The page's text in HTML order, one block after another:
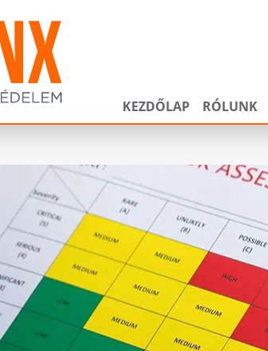
KEZDŐLAP RÓLUNK